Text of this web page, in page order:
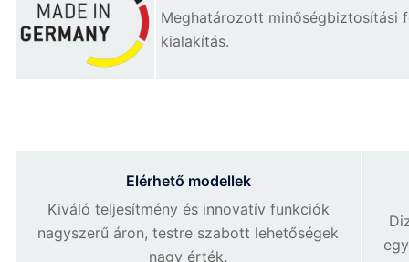
Meghatározott minőségbiztosítási
kialakítás.
Elérhető modellek
Kiváló teljesítmény és innovatív funkciók
nagyszerű áron, testre szabott lehetőségek
nagy érték.